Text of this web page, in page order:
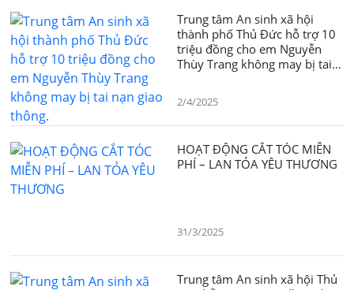
Trung tâm An sinh xã hội
thành phố Thủ Đức hỗ trợ 10
triệu đồng cho em Nguyễn
Thùy Trang không may bị tai
2/4/2025
HOẠT ĐỘNG CẮT TÓC MIỄN
PHÍ – LAN TỎA YÊU THƯƠNG
31/3/2025
Trung tâm An sinh xã hội Thủ